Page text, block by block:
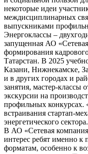
некоторые идеи
междисциплинарных
выпускниками
Энергоклассы –
запущенная АО
формирования
Татарстан. В 2025
Казани, Нижнекамске,
и в других городах и
занятия, мастер-классы
экскурсии на
профильных конкурсах.
встраивания стартап-
энергетического сектора.
В АО «Сетевая
интерес ребят именно к
форматам, особенно к